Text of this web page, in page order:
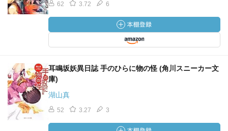
62 3.72 6
耳鳴坂妖異日誌 手のひらに物の怪 (角川スニーカー文
庫)
湖山真
52 3.27 3